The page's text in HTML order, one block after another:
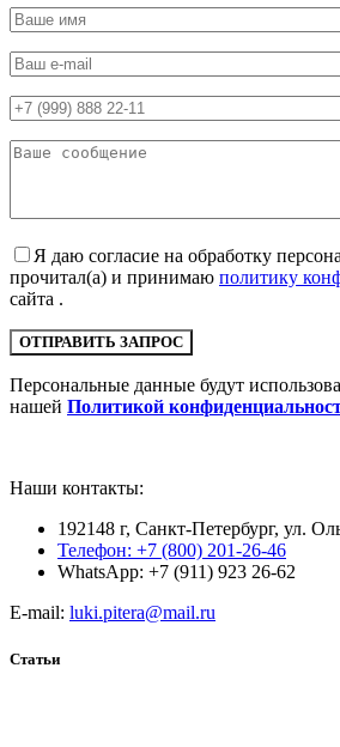
Я даю согласие на обработку
прочитал(а) и принимаю политику
сайта .
Персональные данные будут
нашей Политикой
Наши контакты:
192148 г, Санкт-Петербург, ул.
Телефон: +7 (800) 201-26-46
WhatsApp: +7 (911) 923 26-62
E-mail: luki.pitera@mail.ru
Статьи